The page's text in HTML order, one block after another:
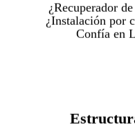
¿Recuperador
¿Instalación por
Confía en
estéticas y
Escríbenos y
sacar la